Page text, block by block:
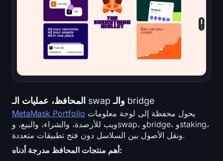
المحافظ، عمليات الـ swap والـ bridge
MetaMask Portfolio
ويب للأرصدة، والشراء، والبيع، وswap، وbridge، وstaking،
ونقل الأصول بين السلاسل دون فتح تطبيقات متعددة.
أهم منتجات المحافظ مدرجة أدناه: